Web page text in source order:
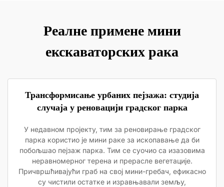
Реалне примене мини
екскаваторских рака
Трансформисање урбаних пејзажа: студија
случаја у реновацији градског парка
У недавном пројекту, тим за реновирање градског
парка користио је мини раке за ископавање да би
побољшао пејзаж парка. Тим се суочио са изазовима
неравномерног терена и прерасле вегетације.
Причвршћивајући граб на свој мини-гребач, ефикасно
су чистили остатке и изравњавали земљу,